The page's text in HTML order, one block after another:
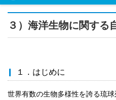
３）海洋生物に関する
１．はじめに
世界有数の生物多様性を誇る琉